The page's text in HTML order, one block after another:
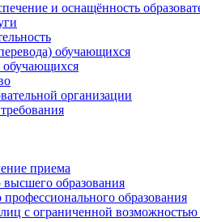
и оснащённость
обучающихся
организации
приема
образования
образования
с ограниченной возможностью